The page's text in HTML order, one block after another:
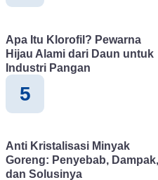
Apa Itu Klorofil? Pewarna
Hijau Alami dari Daun untuk
Industri Pangan
5
Anti Kristalisasi Minyak
Goreng: Penyebab, Dampak,
dan Solusinya